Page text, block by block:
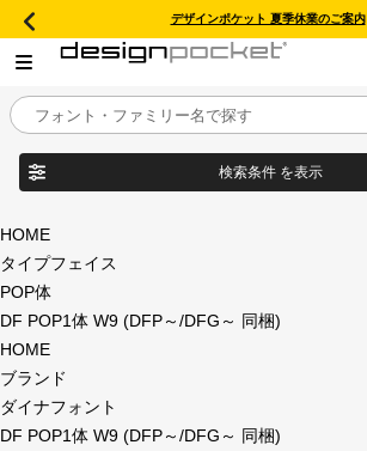
デザインポケット 夏季休業のご案内
目的別フォントガイド
特集
年間ライセンス商品
検索条件 を表示
商品名
フォント形式
HOME
タイプフェイス
POP体
DF POP1体 W9 (DFP～/DFG～ 同梱)
HOME
ブランド
ダイナフォント
DF POP1体 W9 (DFP～/DFG～ 同梱)